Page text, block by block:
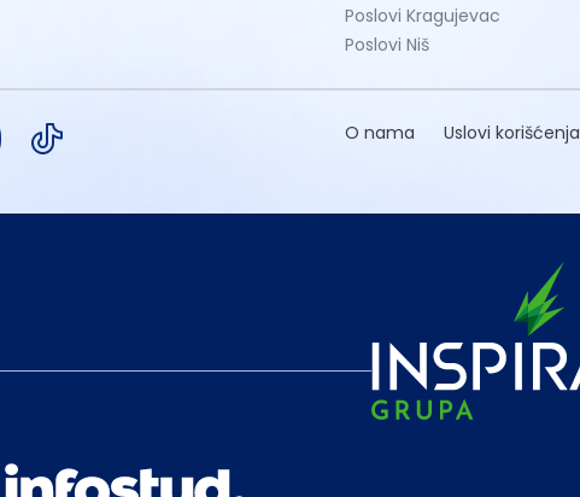
Poslovi Kragujevac
Poslovi Niš
O nama Uslovi korišćenja